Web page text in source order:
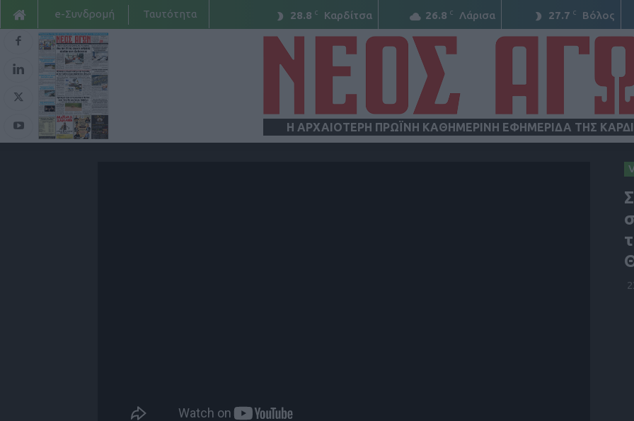
28.8 C Καρδίτσα 26.8 C Λάρισα 27.7 C Βόλος
e-Συνδρομή Ταυτότητα
Η ΑΡΧΑΙΟΤΕΡΗ ΠΡΩΪΝΗ ΚΑΘΗΜΕΡΙΝΗ ΕΦΗΜΕΡΙΔΑ ΤΗΣ